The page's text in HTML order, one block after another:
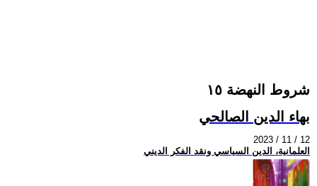
شروط النهضة ١٥
بهاء الدين الصالحي
2023 / 11 / 12
العلمانية، الدين السياسي ونقد الفكر الديني